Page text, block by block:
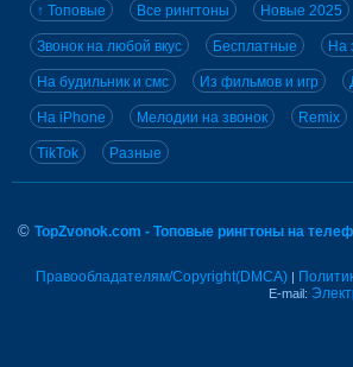
↑ Топовые Все рингтоны Новые 2025
Звонок на любой вкус Бесплатные На
На будильник и смс Из фильмов и игр
На iPhone Мелодии на звонок Remix
TikTok Разные
© TopZvonok.com - Топовые рингтоны на
Правообладателям/Copyright(DMCA) |
E-mail: